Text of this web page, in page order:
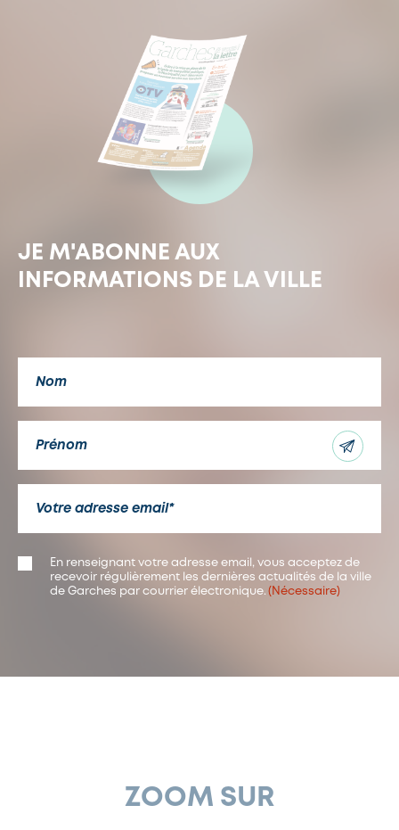
JE M'ABONNE AUX
INFORMATIONS DE LA VILLE
(NÉCESSAIRE)
(NÉCESSAIRE)
MAIL
RGPD
(Nécessaire)
En renseignant votre adresse email, vous acceptez de
recevoir régulièrement les dernières actualités de la ville
de Garches par courrier électronique. (Nécessaire)
ZOOM SUR